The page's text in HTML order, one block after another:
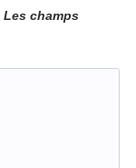
Les champs